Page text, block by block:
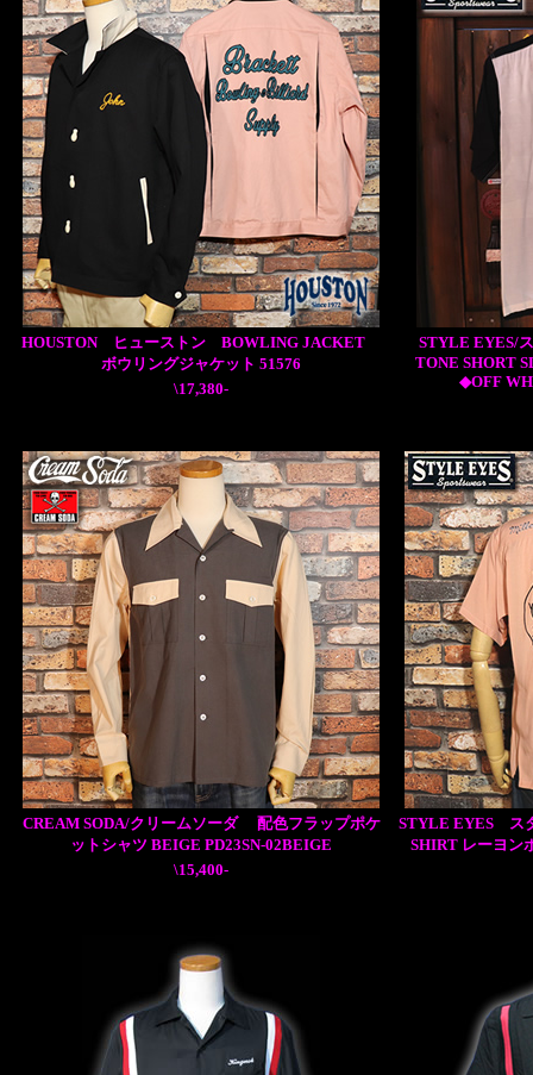
HOUSTON ヒューストン BOWLING JACKET
ボウリングジャケット 51576
\17,380-
STYLE
TONE SHORT
◆OFF
CREAM SODA/クリームソーダ 配色フラップポケ
ットシャツ BEIGE PD23SN-02BEIGE
\15,400-
STYLE EYES ス
SHIRT レーヨン